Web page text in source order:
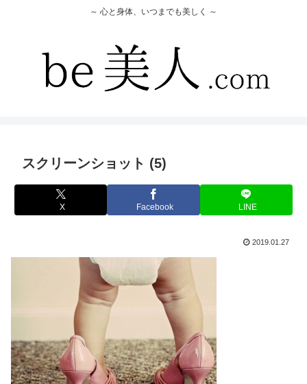
～ 心と身体、いつまでも美しく ～
スクリーンショット (5)
X Facebook LINE
2019.01.27